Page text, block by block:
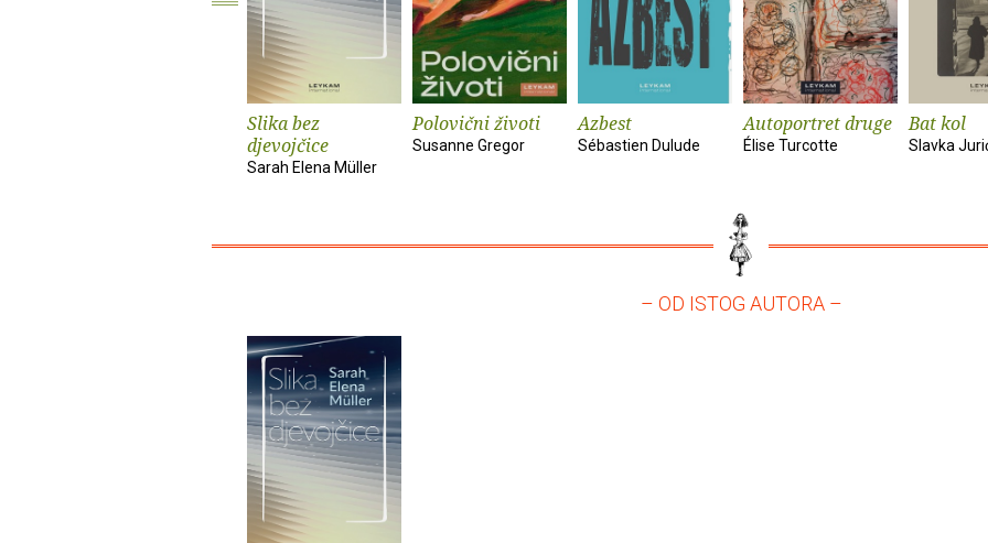
Slika bez
djevojčice
Sarah Elena Müller
Polovični životi
Susanne Gregor
Azbest
Sébastien Dulude
Autoportret druge
Élise Turcotte
Bat kol
Slavka
– OD ISTOG AUTORA –